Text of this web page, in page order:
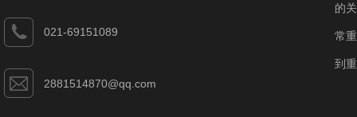
021-69151089
2881514870@qq.com
的
常
到